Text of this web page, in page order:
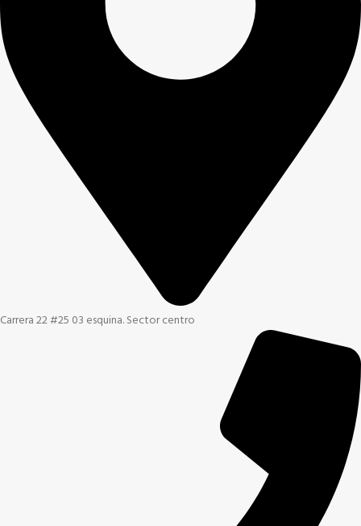
Carrera 22 #25 03 esquina. Sector centro